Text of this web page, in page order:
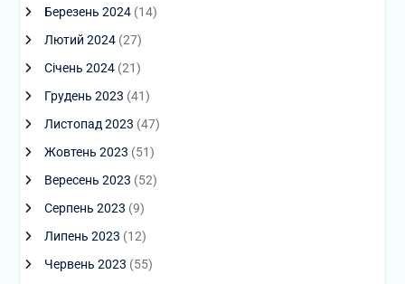
Березень 2024(14)
Лютий 2024(27)
Січень 2024(21)
Грудень 2023 (41)
Листопад 2023 (47)
Жовтень 2023 (51)
Вересень 2023 (52)
Серпень 2023 (9)
Липень 2023 (12)
Червень 2023 (55)